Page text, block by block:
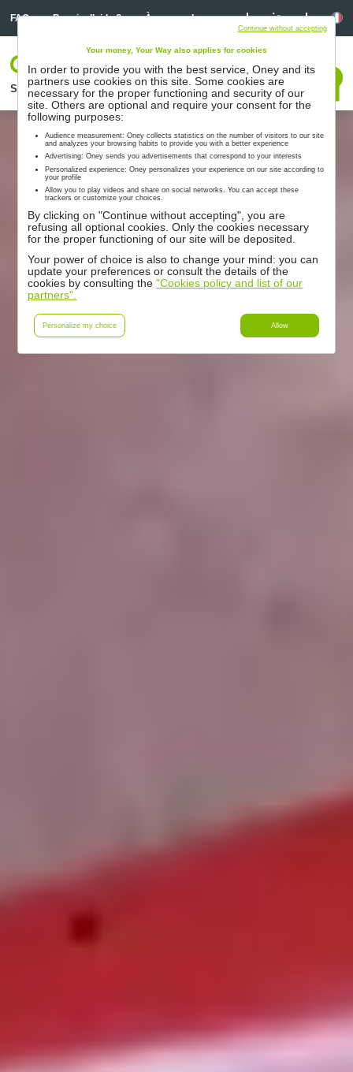
FAQ Besoin d’aide ? À propos de nous Linkedin
Linkedin
Solutions Nos partenaires Accompagnement Ressources
Votre espace
Nous contacter
Your money, Your Way also applies for cookies
In order to provide you with the best service, Oney and its
partners use cookies on this site. Some cookies are
necessary for the proper functioning and security of our
site. Others are optional and require your consent for the
following purposes:
Audience measurement: Oney collects statistics on the number of visitors to our site
and analyzes your browsing habits to provide you with a better experience
Advertising: Oney sends you advertisements that correspond to your interests
Personalized experience: Oney personalizes your experience on our site according to
your profile
Allow you to play videos and share on social networks. You can accept these
trackers or customize your choices.
By clicking on "Continue without accepting", you are
refusing all optional cookies. Only the cookies necessary
for the proper functioning of our site will be deposited.
Your power of choice is also to change your mind: you can
update your preferences or consult the details of the
cookies by consulting the"Cookies policy and list of our
partners".
Personalize my choice Allow
Continue without accepting